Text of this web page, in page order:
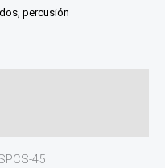
percusión
45